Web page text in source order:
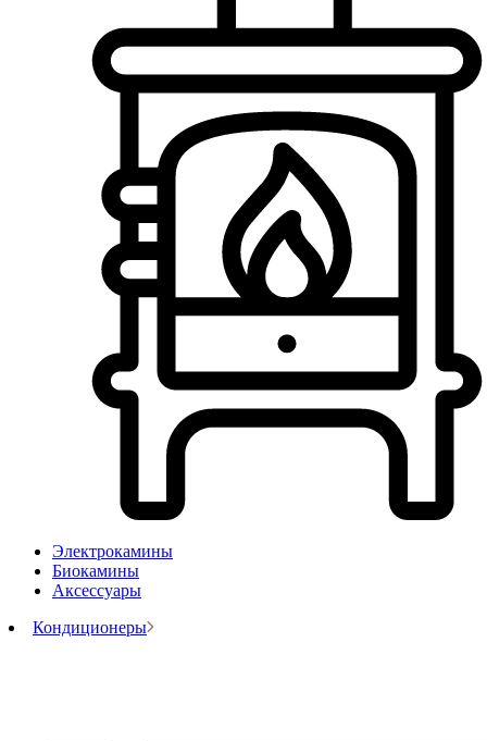
Электрокамины
Биокамины
Аксессуары
Кондиционеры